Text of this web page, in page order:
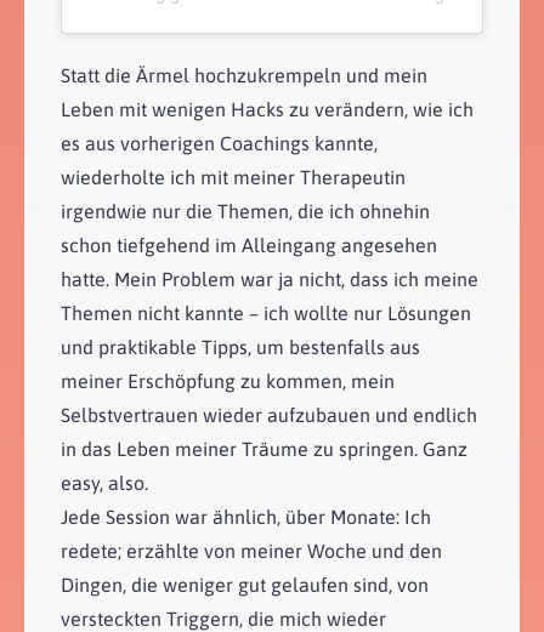
Statt die Ärmel hochzukrempeln und mein
Leben mit wenigen Hacks zu verändern, wie ich
es aus vorherigen Coachings kannte,
wiederholte ich mit meiner Therapeutin
irgendwie nur die Themen, die ich ohnehin
schon tiefgehend im Alleingang angesehen
hatte. Mein Problem war ja nicht, dass ich meine
Themen nicht kannte – ich wollte nur Lösungen
und praktikable Tipps, um bestenfalls aus
meiner Erschöpfung zu kommen, mein
Selbstvertrauen wieder aufzubauen und endlich
in das Leben meiner Träume zu springen. Ganz
easy, also.
Jede Session war ähnlich, über Monate: Ich
redete; erzählte von meiner Woche und den
Dingen, die weniger gut gelaufen sind, von
versteckten Triggern, die mich wieder